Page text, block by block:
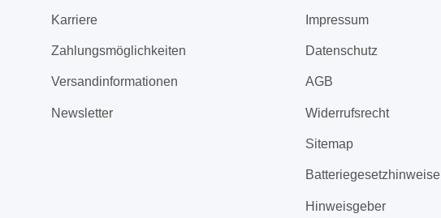
Karriere
Zahlungsmöglichkeiten
Versandinformationen
Newsletter
Impressum
Datenschutz
AGB
Widerrufsrecht
Sitemap
Batteriegesetzhinweise
Hinweisgeber